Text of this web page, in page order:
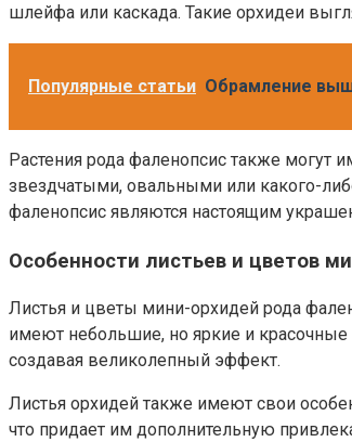
шлейфа или каскада. Такие орхидеи
Популярные статьи Обрамление
Растения рода фаленопсис также
звездчатыми, овальными или какого-
фаленопсис являются настоящим
Особенности листьев и цветов
Листья и цветы мини-орхидей рода
имеют небольшие, но яркие и красочные
создавая великолепный эффект.
Листья орхидей также имеют свои
что придает им дополнительную